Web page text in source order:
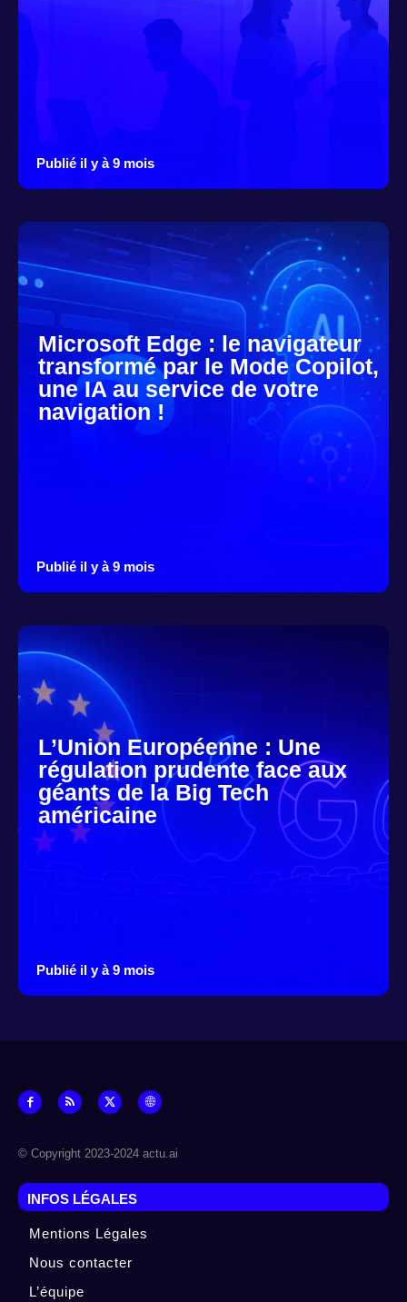
Publié il y à 9 mois
Microsoft Edge : le navigateur
transformé par le Mode Copilot,
une IA au service de votre
navigation !
Publié il y à 9 mois
L’Union Européenne : Une
régulation prudente face aux
géants de la Big Tech
américaine
Publié il y à 9 mois
© Copyright 2023-2024 actu.ai
INFOS LÉGALES
Mentions Légales
Nous contacter
L’équipe